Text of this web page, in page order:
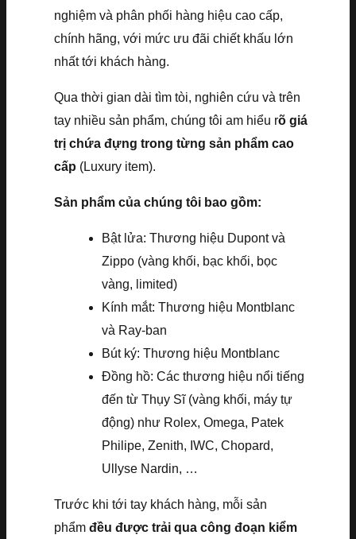
nghiệm và phân phối hàng hiệu cao cấp,
chính hãng, với mức ưu đãi chiết khấu lớn
nhất tới khách hàng.
Qua thời gian dài tìm tòi, nghiên cứu và trên
tay nhiều sản phẩm, chúng tôi am hiểu rõ giá
trị chứa đựng trong từng sản phẩm cao
cấp (Luxury item).
Sản phẩm của chúng tôi bao gồm:
Bật lửa: Thương hiệu Dupont và
Zippo (vàng khối, bạc khối, bọc
vàng, limited)
Kính mắt: Thương hiệu Montblanc
và Ray-ban
Bút ký: Thương hiệu Montblanc
Đồng hồ: Các thương hiệu nổi tiếng
đến từ Thụy Sĩ (vàng khối, máy tự
động) như Rolex, Omega, Patek
Philipe, Zenith, IWC, Chopard,
Ullyse Nardin, …
Trước khi tới tay khách hàng, mỗi sản
phẩm đều được trải qua công đoạn kiểm